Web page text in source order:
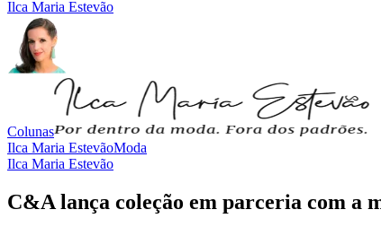
Ilca Maria Estevão
Colunas
Ilca Maria EstevãoModa
Ilca Maria Estevão
C&A lança coleção em parceria com a